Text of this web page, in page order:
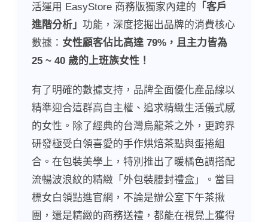
活運用 EasyStore 商務版獨家內建的 「客戶
進階分析」 功能，深度挖掘出品牌的消費核心
數據： 女性顧客佔比高達 79%，且主力皆為
25 ~ 40 歲的上班族女性！
有了明確的數據支持，品牌全面優化產品線以
精準迎合這群高自主權、追求精緻生活儀式感
的女性。除了經典的台灣烏龍茶之外，更跨界
研發極受白領喜愛的手作烘焙茶點與蛋捲組
合。在包裝美學上，特別推出了暖橘色調搭配
流暢波浪紋的精緻「外包裝腰封禮盒」。當目
標女白領點進官網，不論是辦公室下午茶揪
團，還是精緻的商務送禮，都能在視覺上獲得